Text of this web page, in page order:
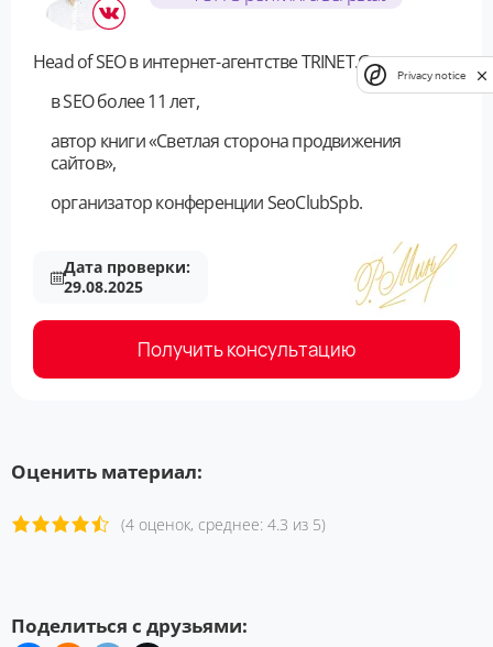
Head of SEO в интернет-агентстве TRINET.Group
в SEO более 11 лет,
автор книги «Светлая сторона продвижения
сайтов»,
организатор конференции SeoClubSpb.
Дата проверки:
29.08.2025
Получить консультацию
Оценить материал:
(4 оценок, среднее: 4.3 из 5)
Поделиться с друзьями:
Privacy notice